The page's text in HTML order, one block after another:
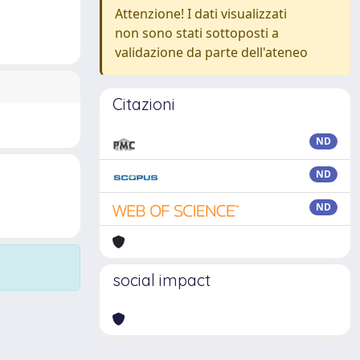
Attenzione! I dati visualizzati
non sono stati sottoposti a
validazione da parte dell'ateneo
Citazioni
ND
ND
ND
social impact